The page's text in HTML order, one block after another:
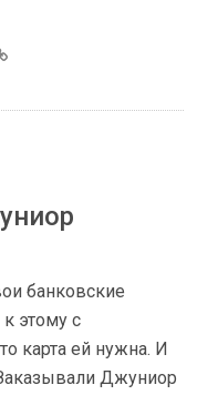
банковские
этому с
карта ей нужна. И
Джуниор